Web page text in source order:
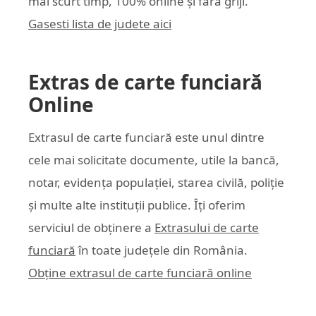
Gasesti lista de judete aici
Extras de carte funciară
Online
Extrasul de carte funciară este unul dintre
cele mai solicitate documente, utile la bancă,
notar, evidența populației, starea civilă, poliție
și multe alte instituții publice. Îți oferim
serviciul de obținere a Extrasului de carte
funciară în toate județele din România.
Obține extrasul de carte funciară online